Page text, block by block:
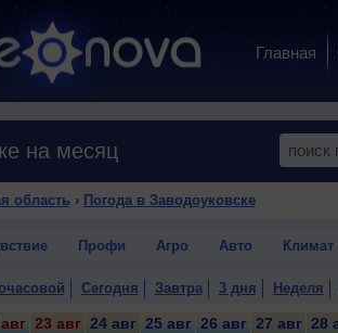
Главная
на месяц
область › Погода в Заводоуковске
Профи Агро Авто Климат
Сегодня Завтра 3 дня Неделя
23 авг 24 авг 25 авг 26 авг 27 авг 28